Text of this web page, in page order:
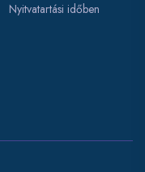
Nyitvatartási időben